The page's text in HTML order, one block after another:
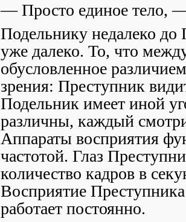
— Просто единое тело,
Подельнику недалеко
уже далеко. То, что
обусловленное
зрения: Преступник
Подельник имеет иной
различны, каждый
Аппараты восприятия
частотой. Глаз
количество кадров в
Восприятие
работает постоянно.